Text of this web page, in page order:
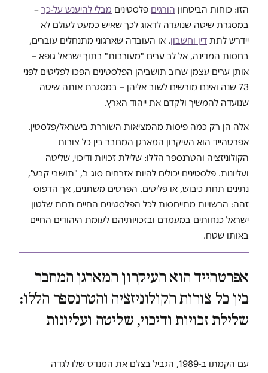
הזו: כוחות הביטחון הורגים פלסטינים מבלי להיענש על-כך –
במסגרת שיטה שנועדה לדאוג לכך שאיש כמעט לעולם לא
יידרש לתת דין וחשבון. או העובדה שארגוני מתנחלים עוברים,
בחסות המדינה, אל לב ערים "מעורבות" בתוך ישראל גופא –
אותן ערים עצמן שרוב תושביהן הפלסטינים הפכו לפליטים לפני
73 שנה ואינם מורשים לשוב אליהן – במסגרת אותה שיטה
שנועדה להמשיך ולקדם את ייהוד הארץ.
אלה הן רק כמה פיסות מהמציאות השוררת בישראל/פלסטין.
אפרטהייד הוא העיקרון המארגן המחבר בין כל צורות
הקולוניזציה והטרנספר הללו: שלילת זכויות ודיכוי, שליטה
ועליונות. פלסטינים יכולים להיות אזרחים סוג ב', "תושבי קבע",
נתינים תחת כיבוש, או פליטים. הפרטים משתנים, אך הדפוס
זהה: הרשויות מתייחסות לכל הפלסטינים החיים תחת שלטון
ישראל כנחותים במעמדם ובזכויותיהם לעומת היהודים החיים
באותו שטח.
אפרטהייד הוא העיקרון המארגן המחבר
בין כל צורות הקולוניזציה והטרנספר הללו:
שלילת זכויות ודיכוי, שליטה ועליונות
עם הקמתו ב-1989, הגביל בצלם את המנדט שלו לגדה